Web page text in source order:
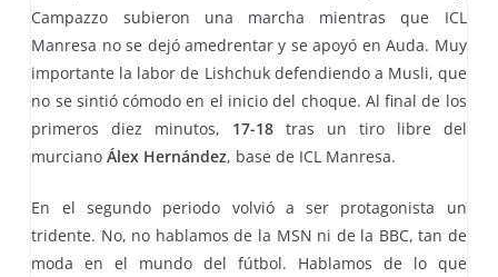
Campazzo subieron una marcha mientras que ICL
Manresa no se dejó amedrentar y se apoyó en Auda. Muy
importante la labor de Lishchuk defendiendo a Musli, que
no se sintió cómodo en el inicio del choque. Al final de los
primeros diez minutos, 17-18 tras un tiro libre del
murcianoÁlex Hernández, base de ICL Manresa.
En el segundo periodo volvió a ser protagonista un
tridente. No, no hablamos de la MSN ni de la BBC, tan de
moda en el mundo del fútbol. Hablamos de lo que